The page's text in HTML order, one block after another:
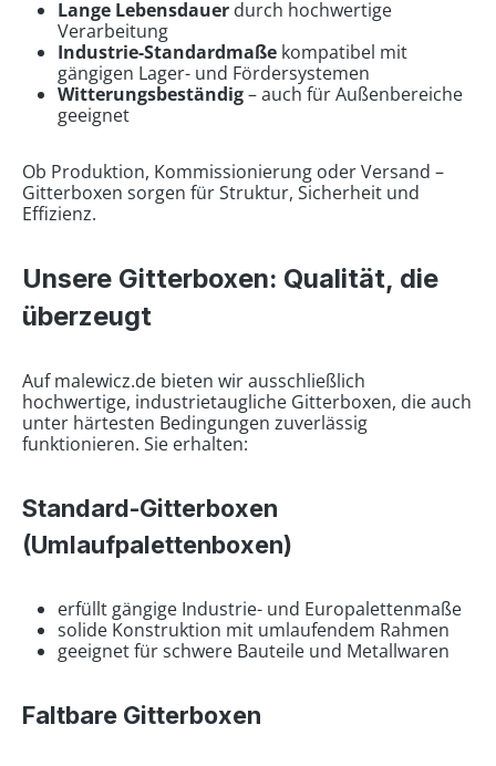
Lange Lebensdauer durch hochwertige
Verarbeitung
Industrie-Standardmaße kompatibel mit
gängigen Lager- und Fördersystemen
Witterungsbeständig– auch für Außenbereiche
geeignet
Ob Produktion, Kommissionierung oder Versand –
Gitterboxen sorgen für Struktur, Sicherheit und
Effizienz.
Unsere Gitterboxen: Qualität, die
überzeugt
Auf malewicz.de bieten wir ausschließlich
hochwertige, industrietaugliche Gitterboxen, die auch
unter härtesten Bedingungen zuverlässig
funktionieren. Sie erhalten:
Standard-Gitterboxen
(Umlaufpalettenboxen)
erfüllt gängige Industrie- und Europalettenmaße
solide Konstruktion mit umlaufendem Rahmen
geeignet für schwere Bauteile und Metallwaren
Faltbare Gitterboxen